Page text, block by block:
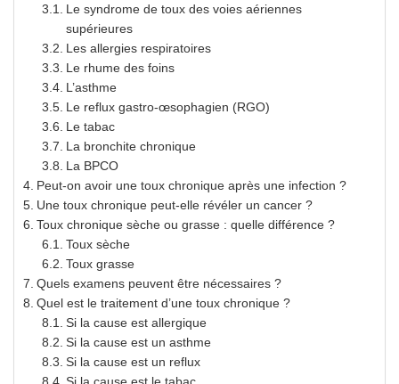
Le syndrome de toux des voies aériennes
supérieures
Les allergies respiratoires
Le rhume des foins
L’asthme
Le reflux gastro-œsophagien (RGO)
Le tabac
La bronchite chronique
La BPCO
Peut-on avoir une toux chronique après une infection ?
Une toux chronique peut-elle révéler un cancer ?
Toux chronique sèche ou grasse : quelle différence ?
Toux sèche
Toux grasse
Quels examens peuvent être nécessaires ?
Quel est le traitement d’une toux chronique ?
Si la cause est allergique
Si la cause est un asthme
Si la cause est un reflux